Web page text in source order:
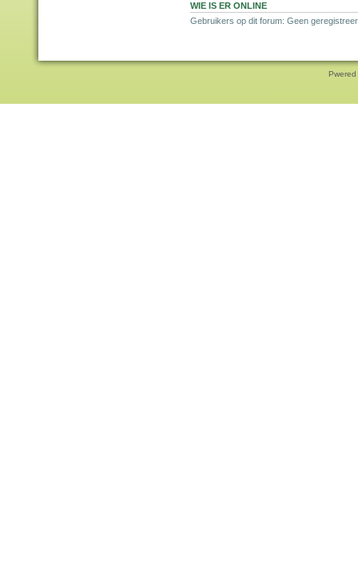
WIE IS ER ONLINE
Gebruikers op dit forum: Geen